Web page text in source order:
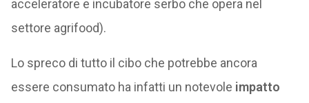
acceleratore e incubatore serbo che opera nel
settore agrifood).
Lo spreco di tutto il cibo che potrebbe ancora
essere consumato ha infatti un notevole impatto